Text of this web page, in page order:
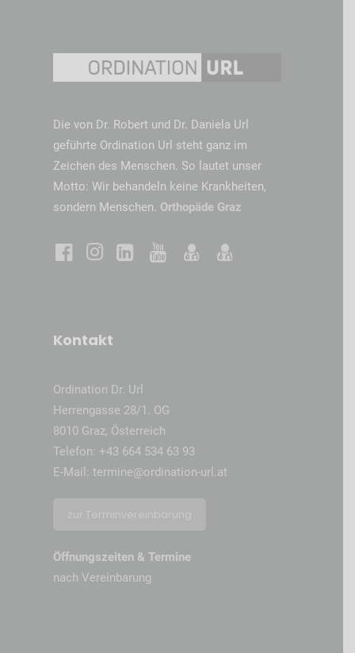
Die von Dr. Robert und Dr. Daniela Url
geführte Ordination Url steht ganz im
Zeichen des Menschen. So lautet unser
Motto: Wir behandeln keine Krankheiten,
sondern Menschen. Orthopäde Graz
Kontakt
Ordination Dr. Url
Herrengasse 28/1. OG
8010 Graz, Österreich
Telefon: +43 664 534 63 93
E-Mail: termine@ordination-url.at
zur Terminvereinbarung
Öffnungszeiten & Termine
nach Vereinbarung